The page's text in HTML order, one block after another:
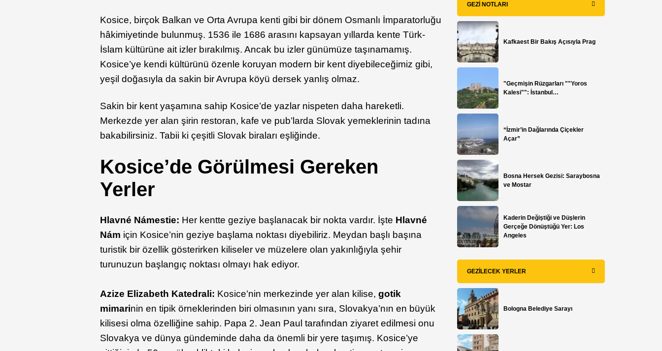
Kosice, birçok Balkan ve Orta Avrupa kenti gibi bir dönem Osmanlı İmparatorluğu
hâkimiyetinde bulunmuş. 1536 ile 1686 arasını kapsayan yıllarda kente Türk-
İslam kültürüne ait izler bırakılmış. Ancak bu izler günümüze taşınamamış.
Kosice’ye kendi kültürünü özenle koruyan modern bir kent diyebileceğimiz gibi,
yeşil doğasıyla da sakin bir Avrupa köyü dersek yanlış olmaz.
Sakin bir kent yaşamına sahip Kosice’de yazlar nispeten daha hareketli.
Merkezde yer alan şirin restoran, kafe ve pub’larda Slovak yemeklerinin tadına
bakabilirsiniz. Tabii ki çeşitli Slovak biraları eşliğinde.
Kosice’de Görülmesi Gereken
Yerler
Hlavné Námestie: Her kentte geziye başlanacak bir nokta vardır. İşte Hlavné
Nám için Kosice’nin geziye başlama noktası diyebiliriz. Meydan başlı başına
turistik bir özellik gösterirken kiliseler ve müzelere olan yakınlığıyla şehir
turunuzun başlangıç noktası olmayı hak ediyor.
Azize Elizabeth Katedrali: Kosice’nin merkezinde yer alan kilise,gotik
mimarinin en tipik örneklerinden biri olmasının yanı sıra, Slovakya’nın en büyük
kilisesi olma özelliğine sahip. Papa 2. Jean Paul tarafından ziyaret edilmesi onu
Slovakya ve dünya gündeminde daha da önemli bir yere taşımış. Kosice’ye
GEZI NOTLARI
Kafkaest Bir Bakış Açısıyla Prag
"Geçmişin Rüzgarları ""Yoros
Kalesi"": İstanbul…
“İzmir’in Dağlarında Çiçekler
Açar”
Bosna Hersek Gezisi: Saraybosna
ve Mostar
Kaderin Değiştiği ve Düşlerin
Gerçeğe Dönüştüğü Yer: Los
Angeles
GEZILECEK YERLER
Bologna Belediye Sarayı